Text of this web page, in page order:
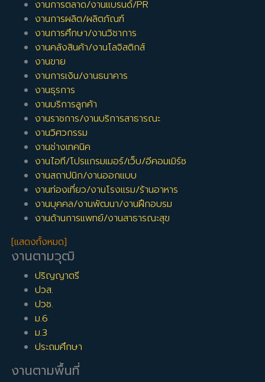
งานการตลาด/งานแบรนด์/PR
งานการผลิต/ผลิตภัณฑ์
งานการศึกษา/งานวิชาการ
งานคลังสินค้า/งานโลจิสติกส์
งานขาย
งานการเงิน/งานธนาคาร
งานธุรการ
งานบริการลูกค้า
งานราชการ/งานบริการสาธารณะ
งานวิศวกรรม
งานช่างเทคนิค
งานไอที/โปรแกรมเมอร์/เว็บ/อีคอมเมิร์ซ
งานสถาปนิก/งานออกแบบ
งานท่องเที่ยว/งานโรงแรม/ร้านอาหาร
งานบุคคล/งานพัฒนา/งานฝึกอบรม
งานด้านการแพทย์/งานสาธารณะสุข
[แสดงทั้งหมด]
งานตามวุฒิ
ปริญญาตรี
ปวส.
ปวช.
ม.6
ม.3
ประถมศึกษา
งานตามพื้นที่